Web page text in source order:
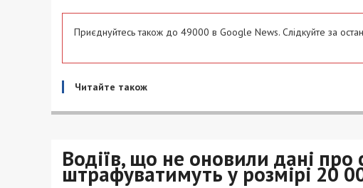
Приєднуйтесь також до 49000 в Google News. Слідкуйте за
Читайте також
Водіїв, що не оновили дані про
штрафуватимуть у розмірі 20